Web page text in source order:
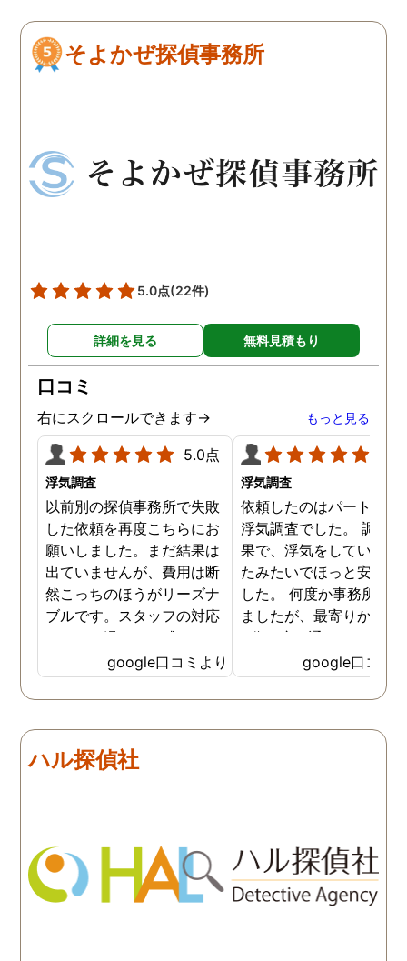
金が安く明確で親身になっ
て対応いただける探偵さん
読めない中、柔軟に対応
てくださったこと、本当
そよかぜ探偵事務所
5.0点(22件)
詳細を見る 無料見積もり
口コミ
右にスクロールできます→ もっと見る
5.0点
浮気調査
以前別の探偵事務所で失敗
した依頼を再度こちらにお
願いしました。まだ結果は
出ていませんが、費用は断
然こっちのほうがリーズナ
ブルです。スタッフの対応
なんかも温かみを感じま
す。はじめからこちらにす
ればよかったです😢 …
google口コミより
浮気調査
依頼したのはパートナー
浮気調査でした。 調査
果で、浮気をしていなか
たみたいでほっと安心し
した。 何度か事務所に
ましたが、最寄りから徒
3分程度で通いやすかっ
google口コミ
ハル探偵社